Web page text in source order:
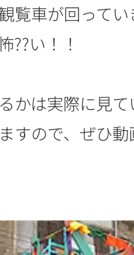
覧車が回って
い！！
かは実際に見
すので、ぜひ